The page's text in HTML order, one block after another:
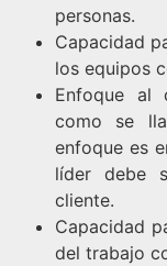
personas.
Capacidad
los equipos
Enfoque al
como se
enfoque es
líder debe
cliente.
Capacidad
del trabajo